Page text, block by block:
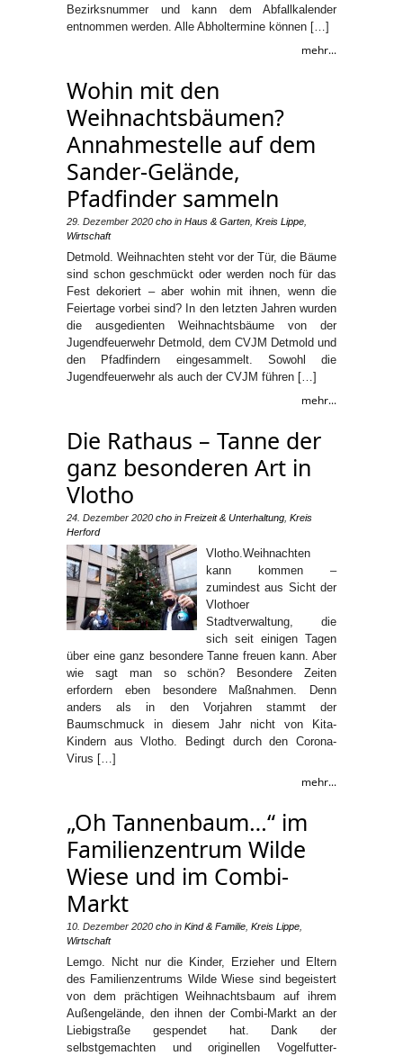
Bezirksnummer und kann dem Abfallkalender
entnommen werden. Alle Abholtermine können […]
mehr...
Wohin mit den
Weihnachtsbäumen?
Annahmestelle auf dem
Sander-Gelände,
Pfadfinder sammeln
29. Dezember 2020 cho in Haus & Garten Kreis Lippe
Wirtschaft
Detmold. Weihnachten steht vor der Tür, die Bäume
sind schon geschmückt oder werden noch für das
Fest dekoriert – aber wohin mit ihnen, wenn die
Feiertage vorbei sind? In den letzten Jahren wurden
die ausgedienten Weihnachtsbäume von der
Jugendfeuerwehr Detmold, dem CVJM Detmold und
den Pfadfindern eingesammelt. Sowohl die
Jugendfeuerwehr als auch der CVJM führen […]
mehr...
Die Rathaus – Tanne der
ganz besonderen Art in
Vlotho
24. Dezember 2020 cho in Freizeit & Unterhaltung Kreis
Herford
Vlotho.Weihnachten
kann kommen –
zumindest aus Sicht der
Vlothoer
Stadtverwaltung, die
sich seit einigen Tagen
über eine ganz besondere Tanne freuen kann. Aber
wie sagt man so schön? Besondere Zeiten
erfordern eben besondere Maßnahmen. Denn
anders als in den Vorjahren stammt der
Baumschmuck in diesem Jahr nicht von Kita-
Kindern aus Vlotho. Bedingt durch den Corona-
Virus […]
mehr...
„Oh Tannenbaum…“ im
Familienzentrum Wilde
Wiese und im Combi-
Markt
10. Dezember 2020 cho in Kind & Familie Kreis Lippe
Wirtschaft
Lemgo. Nicht nur die Kinder, Erzieher und Eltern
des Familienzentrums Wilde Wiese sind begeistert
von dem prächtigen Weihnachtsbaum auf ihrem
Außengelände, den ihnen der Combi-Markt an der
Liebigstraße gespendet hat. Dank der
selbstgemachten und originellen Vogelfutter-